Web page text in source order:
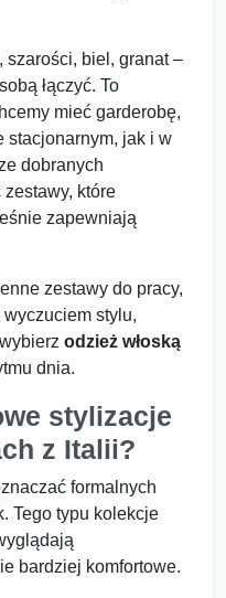
szarości, biel, granat –
łączyć. To
mieć garderobę,
stacjonarnym, jak i w
dobranych
które
zapewniają
zestawy do pracy,
wyczuciem stylu,
odzież włoską
dnia.
stylizacje
z Italii?
formalnych
Tego typu kolekcje
bardziej komfortowe.